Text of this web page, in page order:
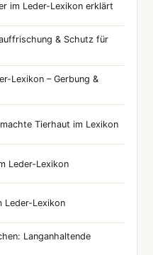
im Leder-Lexikon erklärt
& Schutz für
Lexikon – Gerbung &
Tierhaut im Lexikon
Leder-Lexikon
Leder-Lexikon
Langanhaltende